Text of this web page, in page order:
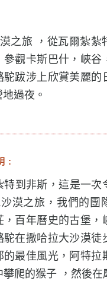
之旅 ，從瓦爾紮紮
參觀卡斯巴什，峽谷
駝跋涉上欣賞美麗的
過夜。
:
特到非斯，這是一次
漠之旅，我們的團
百年曆史的古堡，
駝在撒哈拉大沙漠徒
最佳風光， 阿特拉
攀爬的猴子 ，然後在